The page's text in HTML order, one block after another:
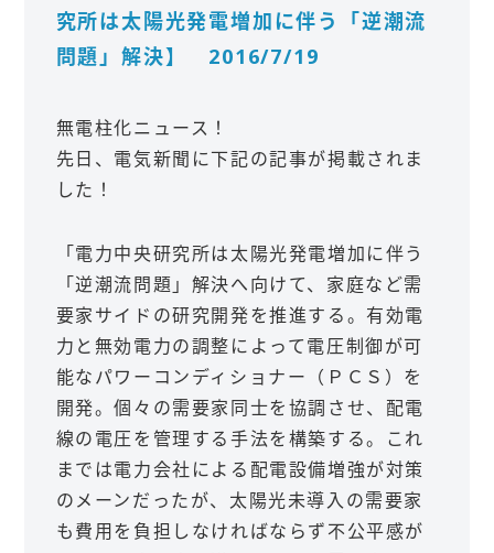
究所は太陽光発電増加に伴う「逆潮流
問題」解決】 2016/7/19
無電柱化ニュース！
先日、電気新聞に下記の記事が掲載されま
した！
「電力中央研究所は太陽光発電増加に伴う
「逆潮流問題」解決へ向けて、家庭など需
要家サイドの研究開発を推進する。有効電
力と無効電力の調整によって電圧制御が可
能なパワーコンディショナー（ＰＣＳ）を
開発。個々の需要家同士を協調させ、配電
線の電圧を管理する手法を構築する。これ
までは電力会社による配電設備増強が対策
のメーンだったが、太陽光未導入の需要家
も費用を負担しなければならず不公平感が